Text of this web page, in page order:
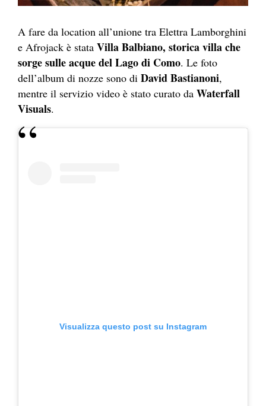
A fare da location all’unione tra Elettra Lamborghini
e Afrojack è stata Villa Balbiano, storica villa che
sorge sulle acque del Lago di Como. Le foto
dell’album di nozze sono di David Bastianoni,
mentre il servizio video è stato curato da Waterfall
Visuals.
Visualizza questo post su Instagram